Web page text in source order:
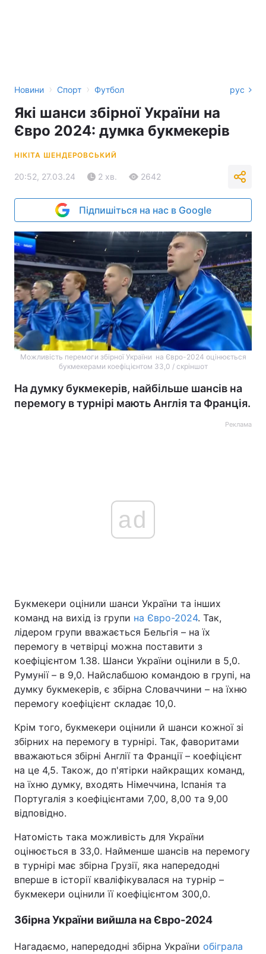
Новини › Спорт › Футбол рус
Які шанси збірної України на
Євро 2024: думка букмекерів
НІКІТА ШЕНДЕРОВСЬКИЙ
20:52, 27.03.24 2 хв. 2642
Підпишіться на нас в Google
Можливість перемоги збірної України на Євро-2024 оцінюється
букмекерами коефіцієнтом 33,0 / скріншот
На думку букмекерів, найбільше шансів на
перемогу в турнірі мають Англія та Франція.
Реклама
ad
Букмекери оцінили шанси України та інших
команд на вихід із групи на Євро-2024. Так,
лідером групи вважається Бельгія – на їх
перемогу в четвірці можна поставити з
коефіцієнтом 1.38. Шанси України оцінили в 5,0.
Румунії – в 9,0. Найслабшою командою в групі, на
думку букмекерів, є збірна Словаччини – на їхню
перемогу коефіцієнт складає 10,0.
Крім того, букмекери оцінили й шанси кожної зі
збірних на перемогу в турнірі. Так, фаворитами
вважаються збірні Англії та Франції – коефіцієнт
на це 4,5. Також, до п'ятірки найкращих команд,
на їхню думку, входять Німеччина, Іспанія та
Португалія з коефіцієнтами 7,00, 8,00 та 9,00
відповідно.
Натомість така можливість для України
оцінюється в 33,0. Найменше шансів на перемогу
в турнірі має збірна Грузії, яка напередодні
вперше в історії кваліфікувалася на турнір –
букмекери оцінили її коефіцієнтом 300,0.
Збірна України вийшла на Євро-2024
Нагадаємо, напередодні збірна України обіграла